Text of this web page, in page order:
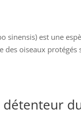
sinensis) est une
oiseaux protégés
détenteur